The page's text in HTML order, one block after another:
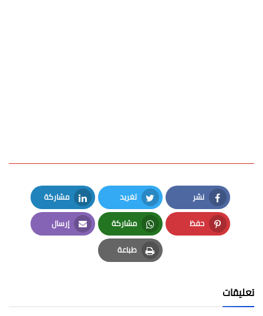
نشر
Facebook
تغريد
Twitter
مشاركة
LinkedIn
حفظ
Pinterest
مشاركة
Whatsapp
إرسال
Email
طباعة
Print
تعليقات